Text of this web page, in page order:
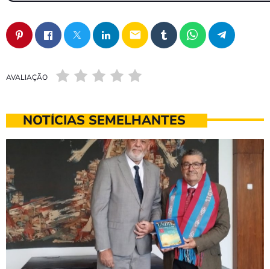
email
AVALIAÇÃO
NOTÍCIAS SEMELHANTES